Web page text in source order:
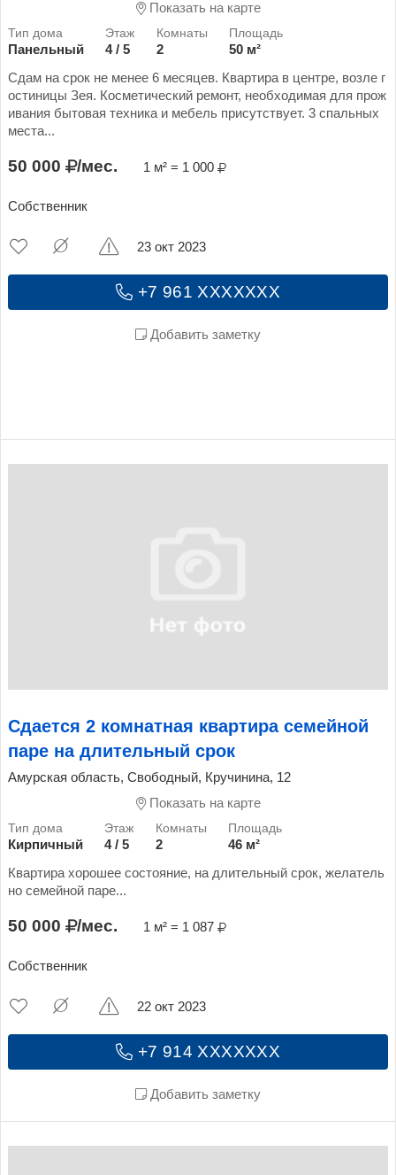
Показать на карте
Панельный 4 / 5 2
50 м²
Сдам на срок не менее 6 месяцев. Квартира в центре, возле г
остиницы Зея. Косметический ремонт, необходимая для прож
ивания бытовая техника и мебель присутствует. 3 спальных
места...
50 000 /мес. 1 м² = 1 000
Собственник
+7 961 XXXXXXX
Добавить заметку
23 окт 2023
Сдается 2 комнатная квартира семейной
паре на длительный срок
Амурская область, Свободный, Кручинина, 12
Показать на карте
Кирпичный 4 / 5 2
46 м²
Квартира хорошее состояние, на длительный срок, желатель
но семейной паре...
50 000 /мес. 1 м² = 1 087
Собственник
+7 914 XXXXXXX
Добавить заметку
22 окт 2023